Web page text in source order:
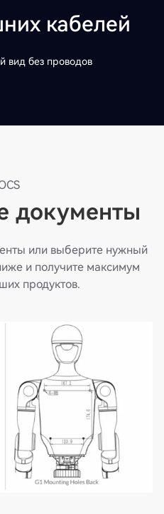
кабелей
вид без проводов
документы
или выберите нужный
и получите максимум
продуктов.